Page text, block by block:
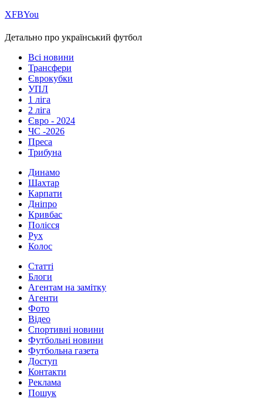
ХFBYou
Детально про український футбол
Всі новини
Трансфери
Єврокубки
УПЛ
1 ліга
2 ліга
Євро - 2024
ЧС -2026
Преса
Трибуна
Динамо
Шахтар
Карпати
Дніпро
Кривбас
Полісся
Рух
Колос
Статті
Блоги
Агентам на замітку
Агенти
Фото
Відео
Спортивні новини
Футбольні новини
Футбольна газета
Доступ
Контакти
Реклама
Пошук